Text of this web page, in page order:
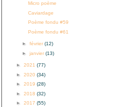
Micro poème
Caviardage
Poème fondu #59
Poème fondu #61
► février (12)
► janvier (13)
► 2021 (77)
► 2020 (34)
► 2019 (28)
► 2018 (32)
► 2017 (55)